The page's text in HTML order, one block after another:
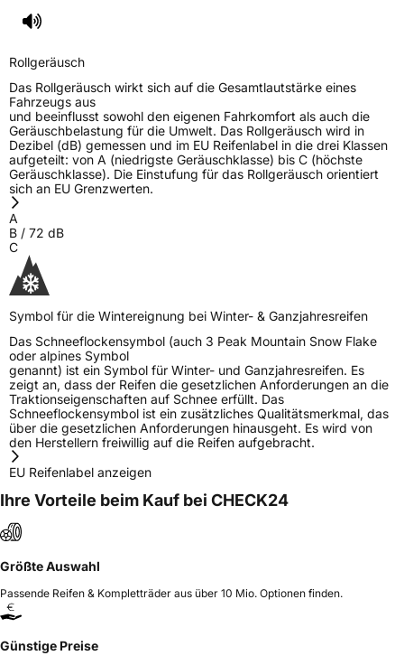
Rollgeräusch (dB)
72
Fahrzeugklasse
3PMSF / Schneeflockensymbol / Alpine-SymbolJa
EPREL ID 1120633
Allgemeine Produktsicherheit (GPSR)
Herstellerkontakt
info@kocaelilastik.com.tr
Rollgeräusch
Das Rollgeräusch wirkt sich auf die Gesamtlautstärke eines
Fahrzeugs aus
und beeinflusst sowohl den eigenen Fahrkomfort als auch die
Geräuschbelastung für die Umwelt. Das Rollgeräusch wird in
Dezibel (dB) gemessen und im EU Reifenlabel in die drei Klassen
aufgeteilt: von A (niedrigste Geräuschklasse) bis C (höchste
Geräuschklasse). Die Einstufung für das Rollgeräusch orientiert
sich an EU Grenzwerten.
A
B / 72 dB
C
Symbol für die Wintereignung bei Winter- & Ganzjahresreifen
Das Schneeflockensymbol (auch 3 Peak Mountain Snow Flake
oder alpines Symbol
genannt) ist ein Symbol für Winter- und Ganzjahresreifen. Es
zeigt an, dass der Reifen die gesetzlichen Anforderungen an die
Traktionseigenschaften auf Schnee erfüllt. Das
Schneeflockensymbol ist ein zusätzliches Qualitätsmerkmal, das
über die gesetzlichen Anforderungen hinausgeht. Es wird von
den Herstellern freiwillig auf die Reifen aufgebracht.
EU Reifenlabel anzeigen
Ihre Vorteile beim Kauf bei CHECK24
Größte Auswahl
Passende Reifen & Kompletträder aus über 10 Mio. Optionen finden.
Günstige Preise